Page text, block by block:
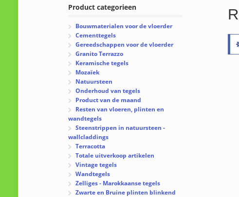
Product categorieen
Bouwmaterialen voor de vloerder
Cementtegels
Gereedschappen voor de vloerder
Granito Terrazzo
Keramische tegels
Mozaïek
Natuursteen
Onderhoud van tegels
Product van de maand
Resten van vloeren, plinten en
wandtegels
Steenstrippen in natuursteen -
wallcladdings
Terracotta
Totale uitverkoop artikelen
Vintage tegels
Wandtegels
Zelliges - Marokkaanse tegels
Zwarte en Bruine plinten blinkend